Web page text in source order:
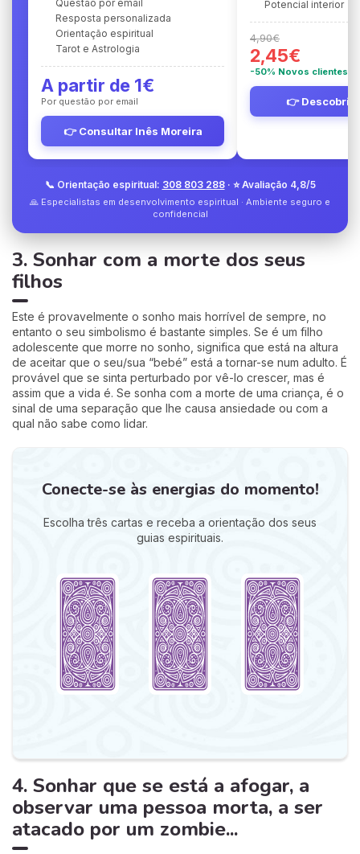
Questão por email
Resposta personalizada
Orientação espiritual
Tarot e Astrologia
A partir de 1€
Por questão por email
👉 Consultar Inês Moreira
Potencial interior
4,90€
2,45€
-50% Novos clientes
👉 Descobrir
📞 Orientação espiritual: 308 803 288· ⭐ Avaliação 4,8/5
🙏 Especialistas em desenvolvimento espiritual · Ambiente seguro e
confidencial
3. Sonhar com a morte dos seus
filhos
Este é provavelmente o sonho mais horrível de sempre, no
entanto o seu simbolismo é bastante simples. Se é um filho
adolescente que morre no sonho, significa que está na altura
de aceitar que o seu/sua “bebé” está a tornar-se num adulto. É
provável que se sinta perturbado por vê-lo crescer, mas é
assim que a vida é. Se sonha com a morte de uma criança, é o
sinal de uma separação que lhe causa ansiedade ou com a
qual não sabe como lidar.
Conecte-se às energias do momento!
Escolha três cartas e receba a orientação dos seus
guias espirituais.
4. Sonhar que se está a afogar, a
observar uma pessoa morta, a ser
atacado por um zombie...